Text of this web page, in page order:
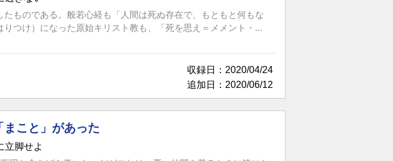
ものである。般若心経も「人間は死ぬ存在で、もともと何もな
つけ）になった原始キリスト教も、「死を思え＝メメント・...
収録日：2020/04/24
追加日：2020/06/12
こと」があった
立脚せよ